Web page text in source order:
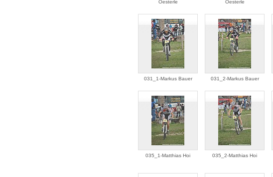
Oesterle
Oesterle
031_1-Markus Bauer 031_2-Markus Bauer
035_1-Matthias Hoi 035_2-Matthias Hoi